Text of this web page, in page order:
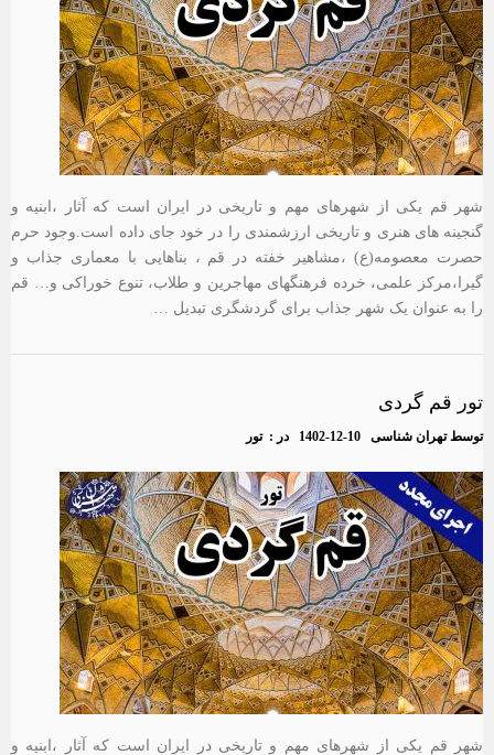
شهر قم یکی از شهرهای مهم و تاریخی در ایران است که آثار ،ابنیه و
گنجینه های هنری و تاریخی ارزشمندی را در خود جای داده است.وجود حرم
حصرت معصومه(ع) ،مشاهیر خفته در قم ، بناهایی با معماری جذاب و
گیرا،مرکز علمی، خرده فرهنگهای مهاجرین و طلاب، تنوع خوراکی و… قم
را به عنوان یک شهر جذاب برای گردشگری تبدیل …
تور قم گردی
توسطتهران شناسی 1402-12-10 در :تور
شهر قم یکی از شهرهای مهم و تاریخی در ایران است که آثار ،ابنیه و